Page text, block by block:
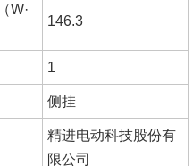
W·
146.3
1
侧挂
精进电动科技股份有
限公司